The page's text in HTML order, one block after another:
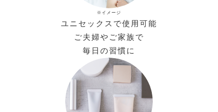
※イメージ
ユニセックスで使用可能
ご夫婦やご家族で
毎日の習慣に